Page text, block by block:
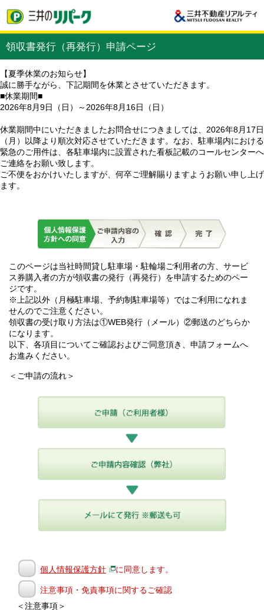
領収書発行（再発行）申請ページ
【夏季休業のお知らせ】
誠に勝手ながら、下記期間を休業とさせていただきます。
■休業期間■
2026年8月9日（日）～2026年8月16日（日）
休業期間中にいただきましたお問合せにつきましては、2026年8月17日
（月）以降より順次対応させていただきます。なお、駐車場内における
緊急のご用件は、各駐車場内に設置された看板記載のコールセンターへ
ご連絡をお願い致します。
ご不便をおかけいたしますが、何卒ご理解賜りますようお願い申し上げ
ます。
このページは当社時間貸し駐車場・駐輪場ご利用者の方、サービ
ス券購入者の方が領収書の発行（再発行）を申請するためのペー
ジです。
※上記以外（月極駐車場、予約制駐車場等）ではご利用になれま
せんのでご注意ください。
領収書の受け取り方法は①WEB発行（メール）②郵送のどちらか
になります。
以下、各項目についてご確認およびご同意頂き、申請フォームへ
お進みください。
＜ご申請の流れ＞
個人情報保護方針 に同意します。
注意事項・免責事項に関するご確認
＜注意事項＞